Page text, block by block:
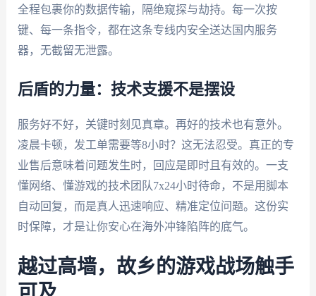
全程包裹你的数据传输，隔绝窥探与劫持。每一次按
键、每一条指令，都在这条专线内安全送达国内服务
器，无截留无泄露。
后盾的力量：技术支援不是摆设
服务好不好，关键时刻见真章。再好的技术也有意外。
凌晨卡顿，发工单需要等8小时？这无法忍受。真正的专
业售后意味着问题发生时，回应是即时且有效的。一支
懂网络、懂游戏的技术团队7x24小时待命，不是用脚本
自动回复，而是真人迅速响应、精准定位问题。这份实
时保障，才是让你安心在海外冲锋陷阵的底气。
越过高墙，故乡的游戏战场触手